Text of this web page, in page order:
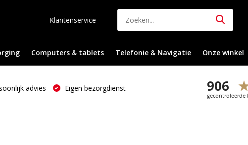
Klantenservice
Computers & tablets Telefonie & Navigatie Onze winkel
advies Eigen bezorgdienst